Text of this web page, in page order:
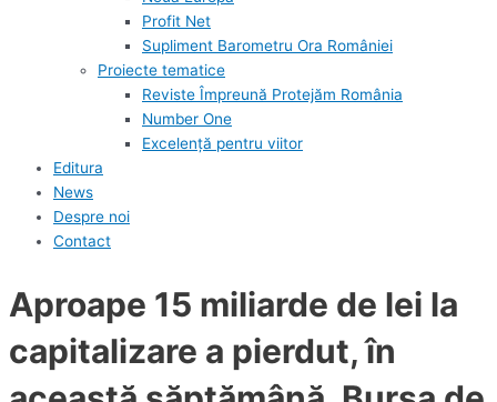
Profit Net
Supliment Barometru Ora României
Proiecte tematice
Reviste Împreună Protejăm România
Number One
Excelență pentru viitor
Editura
News
Despre noi
Contact
Aproape 15 miliarde de lei la
capitalizare a pierdut, în